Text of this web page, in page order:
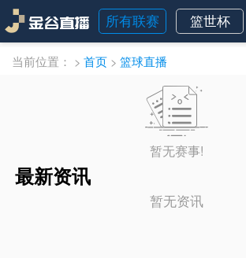
所有联赛 篮世杯
当前位置： > 首页 > 篮球直播
暂无赛事!
最新资讯
暂无资讯